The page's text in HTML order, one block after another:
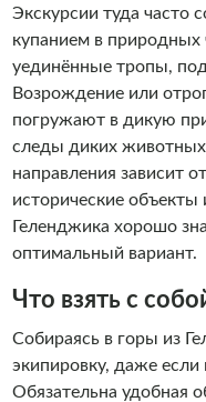
Экскурсии туда часто
купанием в
уединённые тропы,
Возрождение или
погружают в дикую
следы диких
направления зависит
исторические
Геленджика хорошо
оптимальный вариант.
Что взять с
Собираясь в горы из
экипировку, даже если
Обязательна удобная